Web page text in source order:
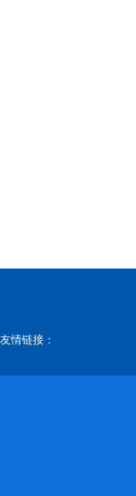
友情链接：